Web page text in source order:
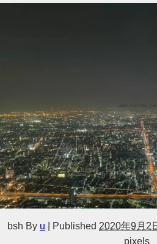
bsh By u Published 2020年9月2
pixels